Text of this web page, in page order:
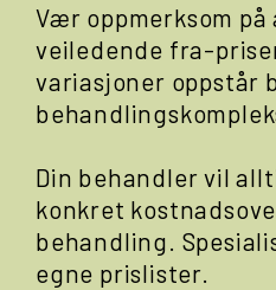
Vær oppmerksom
veiledende fra-
variasjoner oppstår
Din behandler vil
konkret
behandling.
egne prislister.